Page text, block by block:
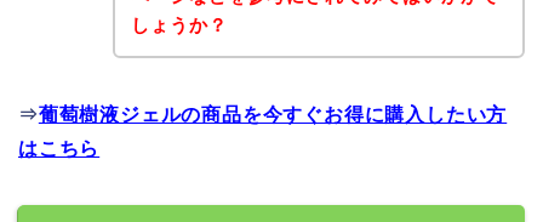
しょうか？
⇒葡萄樹液ジェルの商品を今すぐお得に購入したい方
はこちら